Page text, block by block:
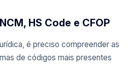
HS Code e CFOP
é preciso compreender as
de códigos mais presentes